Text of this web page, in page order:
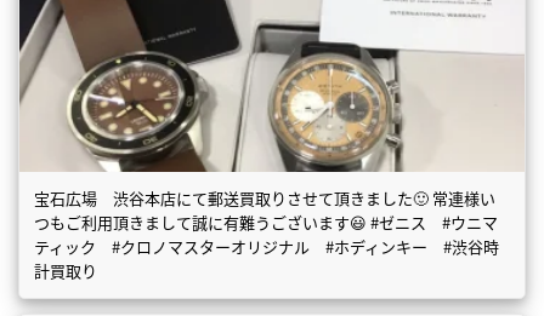
宝石広場 渋谷本店にて郵送買取りさせて頂きました🙂 常連様い
つもご利用頂きまして誠に有難うございます😃 #ゼニス #ウニマ
ティック #クロノマスターオリジナル #ホディンキー #渋谷時
計買取り